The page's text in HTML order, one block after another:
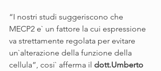
“I nostri studi suggeriscono che
MECP2 e` un fattore la cui espressione
va strettamente regolata per evitare
un`alterazione della funzione della
cellula”, cosi` afferma il dott.Umberto